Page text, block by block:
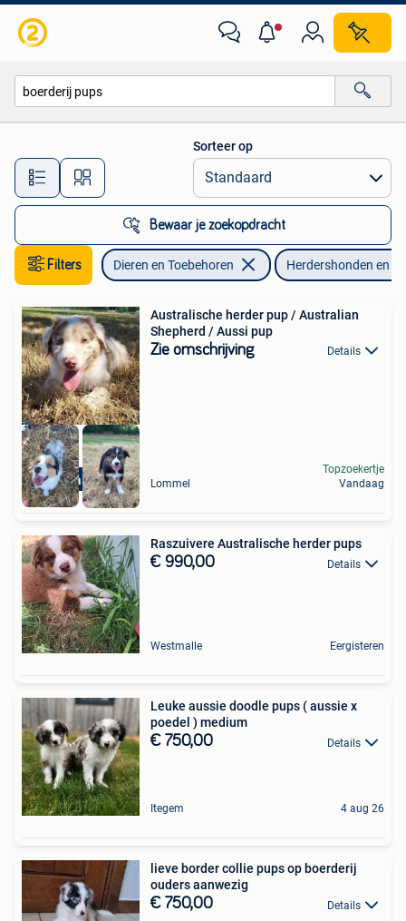
Alle afstanden…
Sorteer op
Bewaar je zoekopdracht
Filters Dieren en Toebehoren Herdershonden en
ouders aanwezig
Australische herder pup / Australian
Shepherd / Aussi pup
Zie omschrijving Details
Lommel
Topzoekertje
Vandaag
Raszuivere Australische herder pups
€ 990,00 Details
Westmalle Eergisteren
Leuke aussie doodle pups ( aussie x
poedel ) medium
€ 750,00 Details
Itegem 4 aug 26
lieve border collie pups op boerderij
ouders aanwezig
€ 750,00 Details